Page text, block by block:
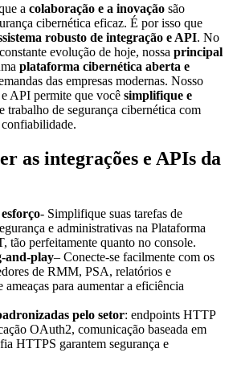
a colaboração e a inovação são
cibernética eficaz. É por isso que
robusto de integração e API. No
evolução de hoje, nossa principal
plataforma cibernética aberta e
das empresas modernas. Nosso
API permite que você simplifique e
trabalho de segurança cibernética com
as integrações e APIs da
- Simplifique suas tarefas de
e administrativas na Plataforma
tão perfeitamente quanto no console.
and-play– Conecte-se facilmente com os
de RMM, PSA, relatórios e
ameaças para aumentar a eficiência
pelo setor: endpoints HTTP
OAuth2, comunicação baseada em
HTTPS garantem segurança e